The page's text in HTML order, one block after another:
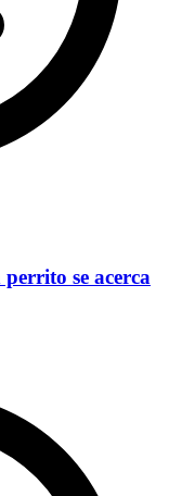
se acerca